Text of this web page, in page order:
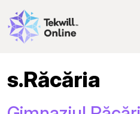
s.Răcăria